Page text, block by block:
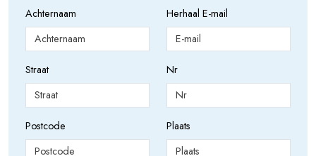
Achternaam
Straat
Postcode
Herhaal E-mail
Nr
Plaats